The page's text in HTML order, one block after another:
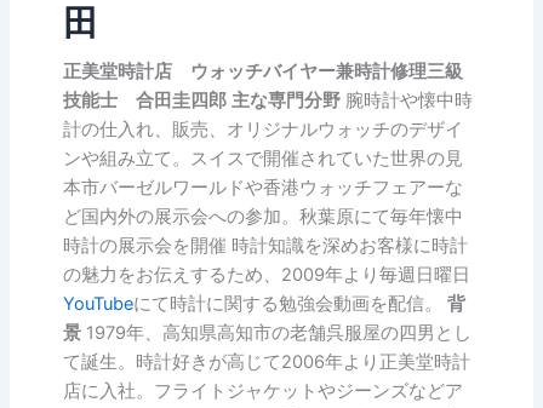
田
正美堂時計店 ウォッチバイヤー兼時計修理三級
技能士 合田圭四郎 主な専門分野腕時計や懐中時
計の仕入れ、販売、オリジナルウォッチのデザイ
ンや組み立て。スイスで開催されていた世界の見
本市バーゼルワールドや香港ウォッチフェアーな
ど国内外の展示会への参加。秋葉原にて毎年懐中
時計の展示会を開催 時計知識を深めお客様に時計
の魅力をお伝えするため、2009年より毎週日曜日
YouTubeにて時計に関する勉強会動画を配信。 背
景1979年、高知県高知市の老舗呉服屋の四男とし
て誕生。時計好きが高じて2006年より正美堂時計
店に入社。フライトジャケットやジーンズなどア